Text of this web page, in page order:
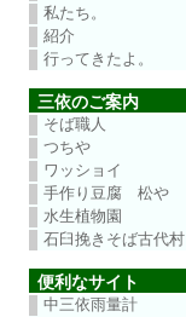
私たち。
紹介
行ってきたよ。
三依のご案内
そば職人
つちや
ワッショイ
手作り豆腐 松や
水生植物園
石臼挽きそば古代村
便利なサイト
中三依雨量計